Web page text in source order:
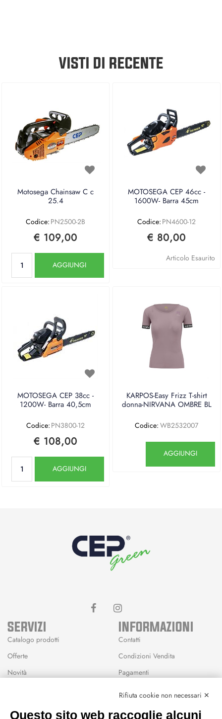
VISTI DI RECENTE
Motosega Chainsaw C c
25.4
Codice: PN2500-2B
€ 109,00
AGGIUNGI
MOTOSEGA CEP 46cc -
1600W- Barra 45cm
Codice: PN4600-12
€ 80,00
Articolo Esaurito
MOTOSEGA CEP 38cc -
1200W- Barra 40,5cm
Codice: PN3800-12
€ 108,00
AGGIUNGI
KARPOS-Easy Frizz T-shirt
donna-NIRVANA OMBRE BL
Codice: WB2532007
AGGIUNGI
SERVIZI
Catalogo prodotti
Offerte
Novità
INFORMAZIONI
Contatti
Condizioni Vendita
Pagamenti
Rifiuta cookie non necessari ✕
Questo sito web raccoglie alcuni